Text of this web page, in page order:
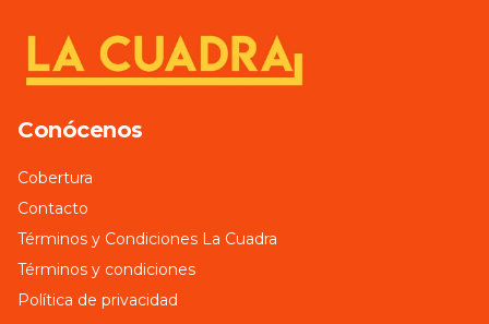
Conócenos
Cobertura
Contacto
Términos y Condiciones La Cuadra
Términos y condiciones
Política de privacidad